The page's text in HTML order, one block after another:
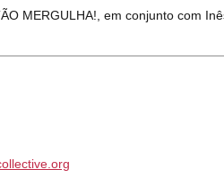
MERGULHA!, em conjunto com